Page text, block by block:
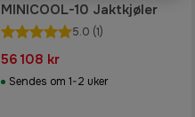
MINICOOL-10 Jaktkjøler
5.0 (1)
56 108 kr
Sendes om 1-2 uker